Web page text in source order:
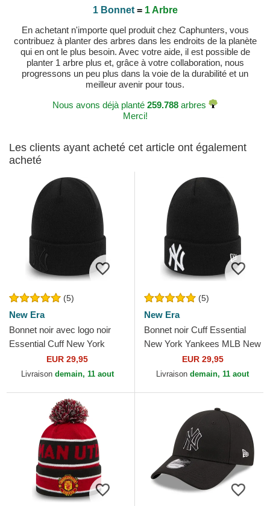
1 Bonnet= 1 Arbre
En achetant n'importe quel produit chez Caphunters, vous
contribuez à planter des arbres dans les endroits de la planète
qui en ont le plus besoin. Avec votre aide, il est possible de
planter 1 arbre plus et, grâce à votre collaboration, nous
progressons un peu plus dans la voie de la durabilité et un
meilleur avenir pour tous.
Nous avons déjà planté 259.788 arbres
Merci!
Les clients ayant acheté cet article ont également
acheté
(5)
New Era
Bonnet noir avec logo noir
Essential Cuff New York
Yankees MLB New Era
EUR 29,95
Livraison demain, 11 aout
(5)
New Era
Bonnet noir Cuff Essential
New York Yankees MLB New
EUR 29,95
Livraison demain, 11 aout